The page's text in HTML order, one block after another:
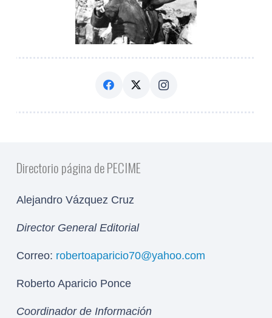
Directorio página de PECIME
Alejandro Vázquez Cruz
Director General Editorial
Correo: robertoaparicio70@yahoo.com
Roberto Aparicio Ponce
Coordinador de Información